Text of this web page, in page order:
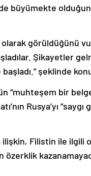
büyümekte
olarak görüldüğünü
Şikayetler
şeklinde
“muhteşem bir
Rusya’yı
ilişkin, Filistin ile